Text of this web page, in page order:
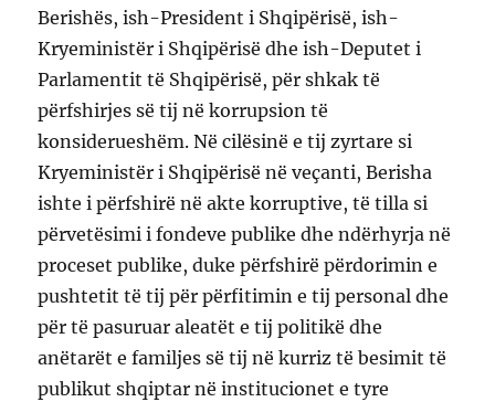
Berishës, ish-President i Shqipërisë, ish-
Kryeministër i Shqipërisë dhe ish-Deputet i
Parlamentit të Shqipërisë, për shkak të
përfshirjes së tij në korrupsion të
konsiderueshëm. Në cilësinë e tij zyrtare si
Kryeministër i Shqipërisë në veçanti, Berisha
ishte i përfshirë në akte korruptive, të tilla si
përvetësimi i fondeve publike dhe ndërhyrja në
proceset publike, duke përfshirë përdorimin e
pushtetit të tij për përfitimin e tij personal dhe
për të pasuruar aleatët e tij politikë dhe
anëtarët e familjes së tij në kurriz të besimit të
publikut shqiptar në institucionet e tyre